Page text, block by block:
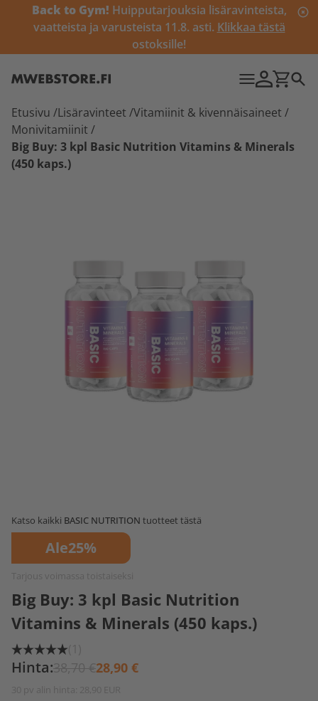
Back to Gym! Huipputarjouksia lisäravinteista,
vaatteista ja varusteista 11.8. asti. Klikkaa tästä
ostoksille!
Etusivu /Lisäravinteet /Vitamiinit & kivennäisaineet /
Monivitamiinit /
Big Buy: 3 kpl Basic Nutrition Vitamins & Minerals
(450 kaps.)
Katso kaikki BASIC NUTRITION tuotteet tästä
Ale25%
Tarjous voimassa toistaiseksi
Big Buy: 3 kpl Basic Nutrition
Vitamins & Minerals (450 kaps.)
(1)
Hinta:38,70 €28,90 €
30 pv alin hinta: 28,90 EUR